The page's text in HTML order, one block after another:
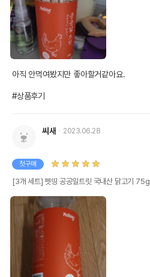
아직 안먹여봤지만 좋아할거같아요.
#상품후기
씨새 2023.06.28
첫구매
[3개 세트] 펫띵 공공일트릿 국내산 닭고기 75g